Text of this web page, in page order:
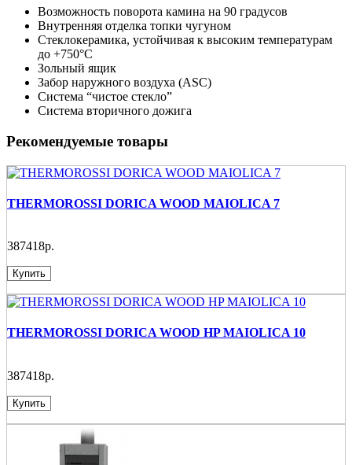
Возможность поворота камина на 90 градусов
Внутренняя отделка топки чугуном
Стеклокерамика, устойчивая к высоким температурам
до +750°С
Зольный ящик
Забор наружного воздуха (ASC)
Система “чистое стекло”
Система вторичного дожига
Рекомендуемые товары
THERMOROSSI DORICA WOOD MAIOLICA 7
387418р.
Купить
THERMOROSSI DORICA WOOD HP MAIOLICA 10
387418р.
Купить